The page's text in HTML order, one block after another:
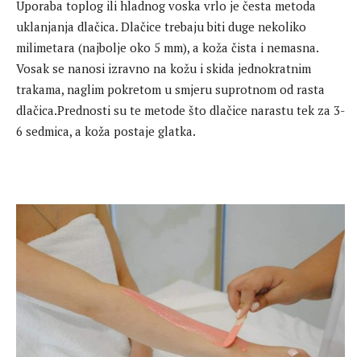
Uporaba toplog ili hladnog voska vrlo je česta metoda
uklanjanja dlačica. Dlačice trebaju biti duge nekoliko
milimetara (najbolje oko 5 mm), a koža čista i nemasna.
Vosak se nanosi izravno na kožu i skida jednokratnim
trakama, naglim pokretom u smjeru suprotnom od rasta
dlačica.Prednosti su te metode što dlačice narastu tek za 3-
6 sedmica, a koža postaje glatka.